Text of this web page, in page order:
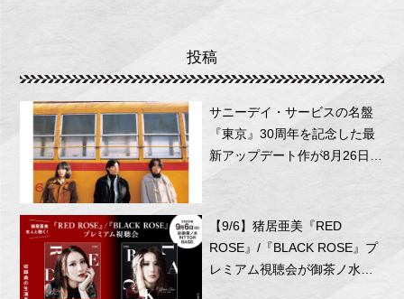
投稿
サニーデイ・サービスの名盤
『東京』30周年を記念した最
新アップデート作が8月26日に
リリース！
【9/6】猪居亜美『RED
ROSE』/『BLACK ROSE』プ
レミアム視聴会が御茶ノ水